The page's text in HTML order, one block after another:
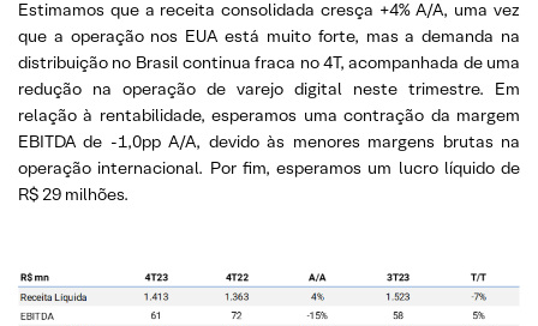
Estimamos que a receita consolidada cresça +4% A/A, uma vez
que a operação nos EUA está muito forte, mas a demanda na
distribuição no Brasil continua fraca no 4T, acompanhada de uma
redução na operação de varejo digital neste trimestre. Em
relação à rentabilidade, esperamos uma contração da margem
EBITDA de -1,0pp A/A, devido às menores margens brutas na
operação internacional. Por fim, esperamos um lucro líquido de
R$ 29 milhões.